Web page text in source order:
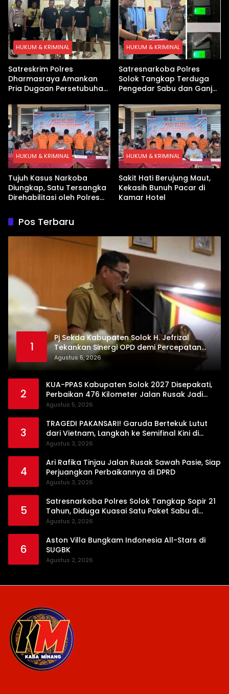
HUKUM & KRIMINAL
Satreskrim Polres
Dharmasraya Amankan
Pria Dugaan Persetubuhan
HUKUM & KRIMINAL
Satresnarkoba Polres
Solok Tangkap Terduga
Pengedar Sabu dan Ganja
HUKUM & KRIMINAL
Tujuh Kasus Narkoba
Diungkap, Satu Tersangka
Direhabilitasi oleh Polres
HUKUM & KRIMINAL
Sakit Hati Berujung Maut,
Kekasih Bunuh Pacar di
Kamar Hotel
Pos Terbaru
1
Pj Sekda Kabupaten Solok H. Jefrizal
Tekankan Sinergi OPD demi Percepatan
Pembangunan Daerah
Agustus 5, 2026
2
KUA-PPAS Kabupaten Solok 2027 Disepakati,
Perbaikan 476 Kilometer Jalan Rusak Jadi
Prioritas
Agustus 5, 2026
3
TRAGEDI PAKANSARI! Garuda Bertekuk Lutut
dari Vietnam, Langkah ke Semifinal Kini di
Ujung Tanduk
Agustus 3, 2026
4
Ari Rafika Tinjau Jalan Rusak Sawah Pasie, Siap
Perjuangkan Perbaikannya di DPRD
Agustus 3, 2026
5
Satresnarkoba Polres Solok Tangkap Sopir 21
Tahun, Diduga Kuasai Satu Paket Sabu di
Kubung
Agustus 2, 2026
6
Aston Villa Bungkam Indonesia All-Stars di
SUGBK
Agustus 2, 2026